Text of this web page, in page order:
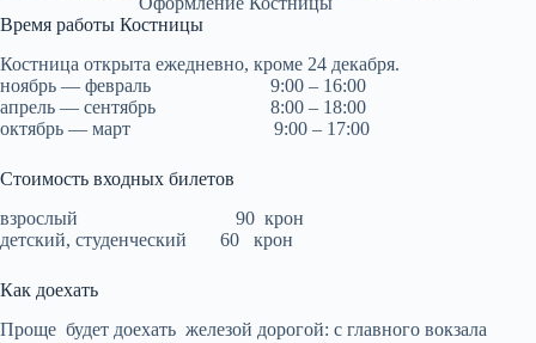
Время работы Костницы
Костница открыта ежедневно, кроме 24 декабря.
ноябрь — февраль 9:00 – 16:00
апрель — сентябрь 8:00 – 18:00
октябрь — март 9:00 – 17:00
Стоимость входных билетов
взрослый 90 крон
детский, студенческий 60 крон
Как доехать
Проще будет доехать железой дорогой: с главного вокзала